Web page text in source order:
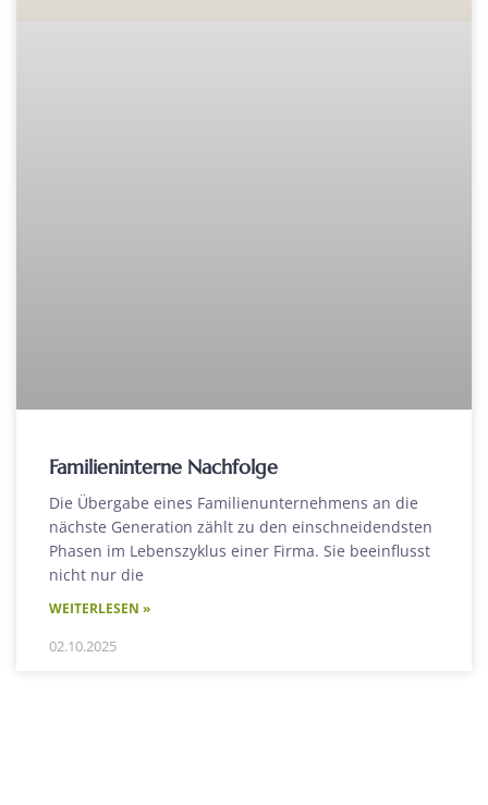
Familieninterne Nachfolge
Die Übergabe eines Familienunternehmens an die
nächste Generation zählt zu den einschneidendsten
Phasen im Lebenszyklus einer Firma. Sie beeinflusst
nicht nur die
WEITERLESEN »
02.10.2025